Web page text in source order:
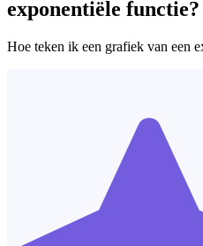
exponentiële functie?
Hoe teken ik een grafiek van een